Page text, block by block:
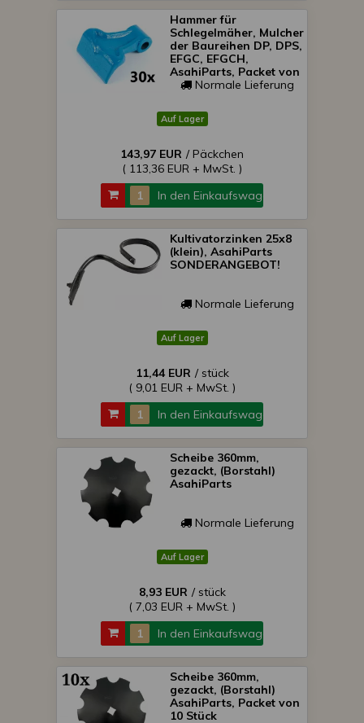
Hammer für
Schlegelmäher, Mulcher
der Baureihen DP, DPS,
EFGC, EFGCH,
AsahiParts, Packet von
30 Stück,
Normale Lieferung
Auf Lager
143,97 EUR / Päckchen
( 113,36 EUR + MwSt. )
In den Einkaufswagen
Kultivatorzinken 25x8
(klein), AsahiParts
SONDERANGEBOT!
Normale Lieferung
Auf Lager
11,44 EUR / stück
( 9,01 EUR + MwSt. )
In den Einkaufswagen
Scheibe 360mm,
gezackt, (Borstahl)
AsahiParts
Normale Lieferung
Auf Lager
8,93 EUR / stück
( 7,03 EUR + MwSt. )
In den Einkaufswagen
Scheibe 360mm,
gezackt, (Borstahl)
AsahiParts, Packet von
10 Stück